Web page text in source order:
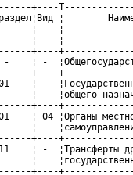
+----
¦
¦    ¦
¦    ¦
+----
¦ -
+----
¦ -
¦    ¦общего
+----
¦ 04 ¦Органы
¦
+----
¦ -  ¦Трансферты
¦
+----